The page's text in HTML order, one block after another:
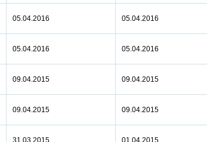
05.04.2016 05.04.2016
05.04.2016 05.04.2016
09.04.2015 09.04.2015
09.04.2015 09.04.2015
31.03.2015 01.04.2015